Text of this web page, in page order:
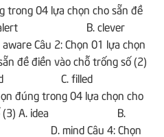
trong 04 lựa chọn cho sẵn đề
A. alert B. clever
2: Chọn 01 lựa chọn
đề điền vào chỗ trống số (2)
packed C. filled
đúng trong 04 lựa chọn cho
số (3) A. idea B.
mind Câu 4: Chọn